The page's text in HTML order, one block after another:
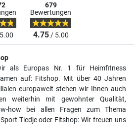
679
Bewertungen
4.75/ 5.00
als Europas Nr. 1 für Heimfitness
auf: Fitshop. Mit über 40 Jahren
europaweit stehen wir Ihnen auch
weiterhin mit gewohnter Qualität,
how bei allen Fragen zum Thema
Tiedje oder Fitshop: Wir freuen uns